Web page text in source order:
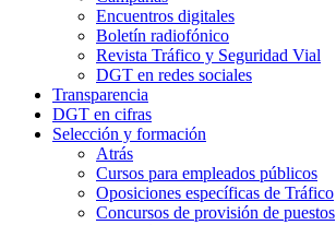
Encuentros digitales
Boletín radiofónico
Revista Tráfico y Seguridad Vial
DGT en redes sociales
Transparencia
DGT en cifras
Selección y formación
Atrás
Cursos para empleados públicos
Oposiciones específicas de Tráfico
Concursos de provisión de puestos